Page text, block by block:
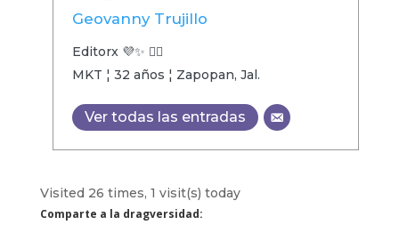
Geovanny Trujillo
Editorx 💜✨ 🏳️‍🌈
MKT ¦ 32 años ¦ Zapopan, Jal.
Ver todas las entradas
Visited 26 times, 1 visit(s) today
Comparte a la dragversidad: